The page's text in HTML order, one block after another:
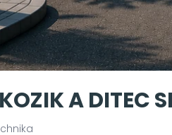
A DITEC